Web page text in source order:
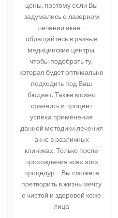
цены, поэтому если Вы
задумались о лазерном
лечении акне –
обращайтесь в разные
медицинские центры,
чтобы подобрать ту,
которая будет оптимально
подходить под Ваш
бюджет. Также можно
сравнить и процент
успеха применения
данной методики лечения
акне в различных
клиниках. Только после
прохождения всех этих
процедур – Вы сможете
претворить в жизнь мечту
о чистой и здоровой коже
лица